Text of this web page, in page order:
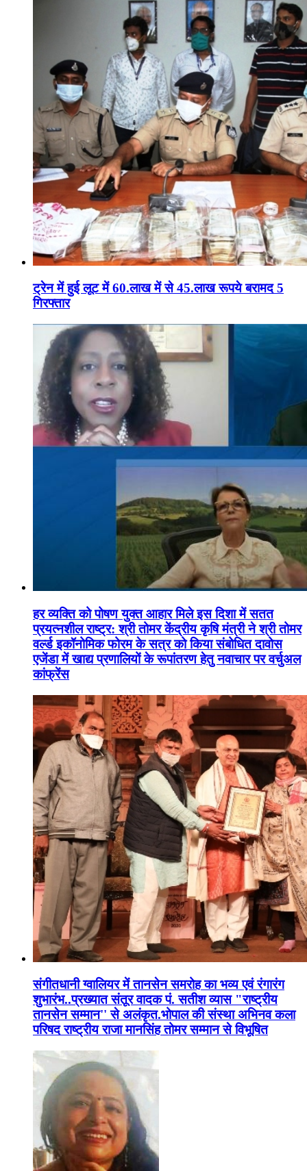
ट्रेन में हुई लूट में 60.लाख में से 45.लाख रूपये बरामद 5
गिरफ्तार
हर व्यक्ति को पोषण युक्त आहार मिले इस दिशा में सतत
प्रयत्नशील राष्ट्र: श्री तोमर केंद्रीय कृषि मंत्री ने श्री तोमर
वर्ल्ड इकॉनोमिक फोरम के सत्र को किया संबोधित दावोस
एजेंडा में खाद्य प्रणालियों के रूपांतरण हेतु नवाचार पर वर्चुअल
कांफ्रेंस
संगीतधानी ग्वालियर में तानसेन समरोह का भव्य एवं रंगारंग
शुभारंभ..प्रख्यात संतूर वादक पं. सतीश व्यास "राष्ट्रीय
तानसेन सम्मान'' से अलंकृत.भोपाल की संस्था अभिनव कला
परिषद राष्ट्रीय राजा मानसिंह तोमर सम्मान से विभूषित